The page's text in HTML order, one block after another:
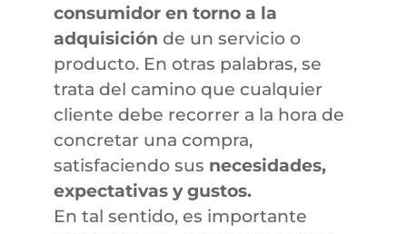
consumidor en torno a la
adquisición de un servicio o
producto. En otras palabras, se
trata del camino que cualquier
cliente debe recorrer a la hora de
concretar una compra,
satisfaciendo sus necesidades,
expectativas y gustos.
En tal sentido, es importante